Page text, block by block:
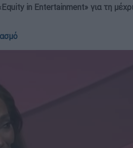
in Entertainment» για τη